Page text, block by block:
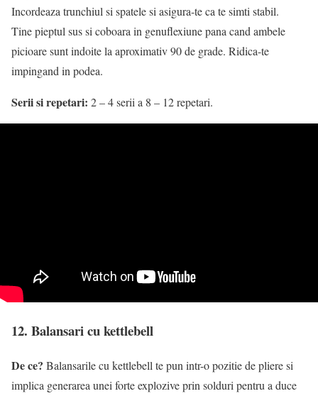
Incordeaza trunchiul si spatele si asigura-te ca te simti stabil.
Tine pieptul sus si coboara in genuflexiune pana cand ambele
picioare sunt indoite la aproximativ 90 de grade. Ridica-te
impingand in podea.
Serii si repetari: 2 – 4 serii a 8 – 12 repetari.
12. Balansari cu kettlebell
De ce? Balansarile cu kettlebell te pun intr-o pozitie de pliere si
implica generarea unei forte explozive prin solduri pentru a duce